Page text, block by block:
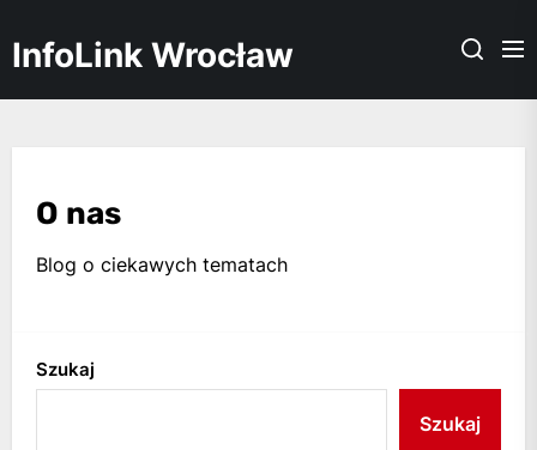
to
the
content
InfoLink Wrocław
O nas
Blog o ciekawych tematach
Szukaj
Szukaj